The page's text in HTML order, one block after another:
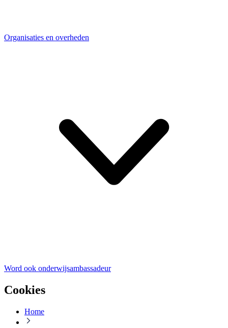
Organisaties en overheden
Word ook onderwijsambassadeur
Cookies
Home